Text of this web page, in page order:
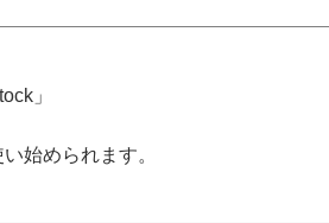
」
始められます。